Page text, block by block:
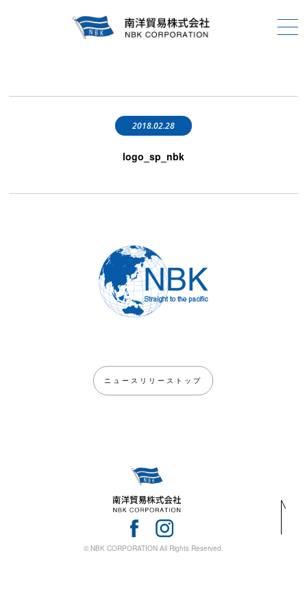
2018.02.28
logo_sp_nbk
ニュースリリーストップ
© NBK CORPORATION All Rights Reserved.